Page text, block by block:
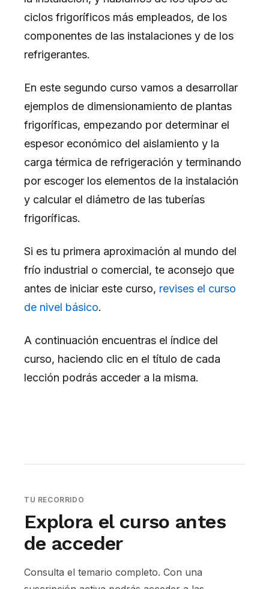
ciclos frigoríficos más empleados, de los
componentes de las instalaciones y de los
refrigerantes.
En este segundo curso vamos a desarrollar
ejemplos de dimensionamiento de plantas
frigoríficas, empezando por determinar el
espesor económico del aislamiento y la
carga térmica de refrigeración y terminando
por escoger los elementos de la instalación
y calcular el diámetro de las tuberías
frigoríficas.
Si es tu primera aproximación al mundo del
frío industrial o comercial, te aconsejo que
antes de iniciar este curso, revises el curso
de nivel básico.
A continuación encuentras el índice del
curso, haciendo clic en el título de cada
lección podrás acceder a la misma.
TU RECORRIDO
Explora el curso antes
de acceder
Consulta el temario completo. Con una